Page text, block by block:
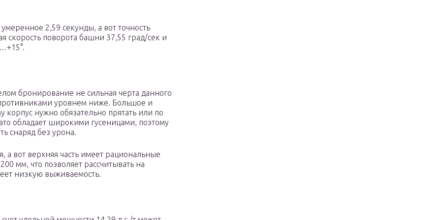
2,59 секунды, а вот точность
скорость поворота башни 37,55 град/сек и
бронирование не сильная черта данного
уровнем ниже. Большое и
нужно обязательно прятать или по
обладает широкими гусеницами, поэтому
снаряд без урона.
вот верхняя часть имеет рациональные
мм, что позволяет рассчитывать на
низкую выживаемость.